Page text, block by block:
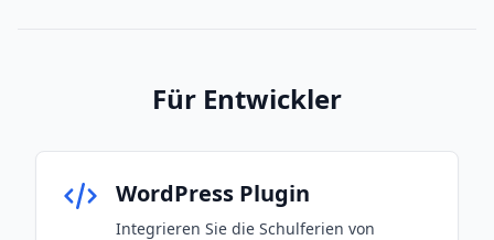
Für Entwickler
WordPress Plugin
Integrieren Sie die Schulferien von